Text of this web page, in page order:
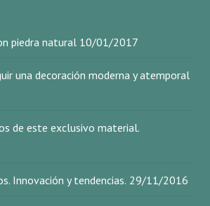
piedra natural 10/01/2017
una decoración moderna y atemporal
de este exclusivo material.
Innovación y tendencias. 29/11/2016